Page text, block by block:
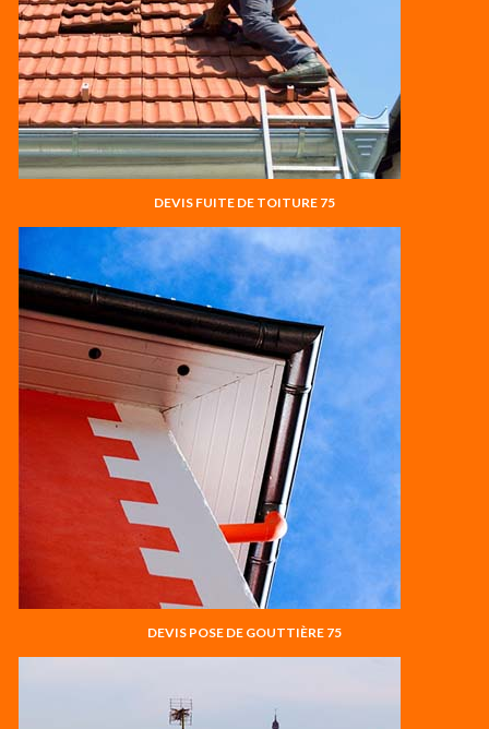
DEVIS FUITE DE TOITURE 75
DEVIS POSE DE GOUTTIÈRE 75